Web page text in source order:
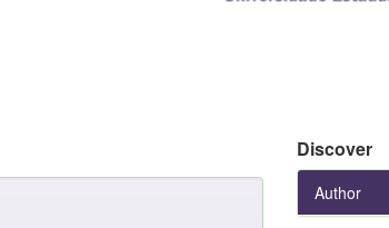
Discover
Author